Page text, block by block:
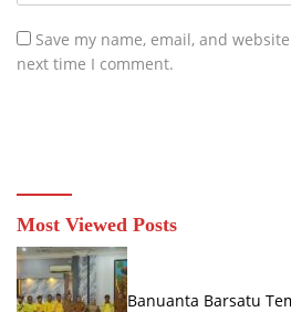
Save my name, email, and
next time I comment.
Most Viewed Posts
Banuanta Barsatu